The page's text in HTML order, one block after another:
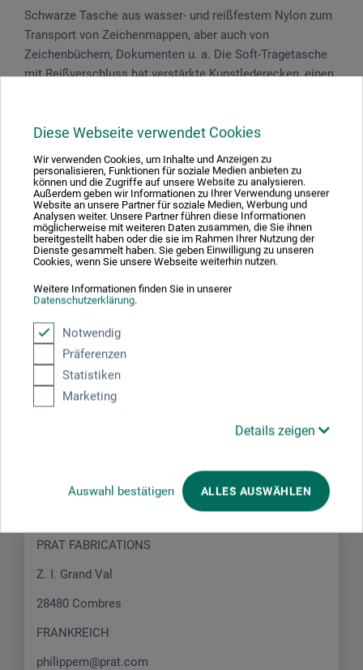
Diese Webseite verwendet Cookies
Wir verwenden Cookies, um Inhalte und Anzeigen zu
personalisieren, Funktionen für soziale Medien anbieten zu
können und die Zugriffe auf unsere Website zu analysieren.
Außerdem geben wir Informationen zu Ihrer Verwendung unserer
Website an unsere Partner für soziale Medien, Werbung und
Analysen weiter. Unsere Partner führen diese Informationen
möglicherweise mit weiteren Daten zusammen, die Sie ihnen
bereitgestellt haben oder die sie im Rahmen Ihrer Nutzung der
Dienste gesammelt haben. Sie geben Einwilligung zu unseren
Cookies, wenn Sie unsere Webseite weiterhin nutzen.
Weitere Informationen finden Sie in unserer
Datenschutzerklärung.
Notwendig
Präferenzen
Statistiken
Marketing
Details zeigen
Auswahl bestätigen ALLES AUSWÄHLEN
Schwarze Tasche aus wasser- und reißfestem Nylon zum
Transport von Zeichenmappen, aber auch von
Zeichenbüchern, Dokumenten u. a. Die Soft-Tragetasche
mit Reißverschluss hat verstärkte Kunstlederecken, einen
cm.
Produktbewertungen (0)
Schreiben Sie die erste Bewertung zu diesem Produkt
Hersteller-Kontakt
Hier finden Sie die Kontaktdaten des Herstellers zu
diesem Produkt.
PRAT FABRICATIONS
Z. I. Grand Val
28480 Combres
FRANKREICH
philippem@prat.com